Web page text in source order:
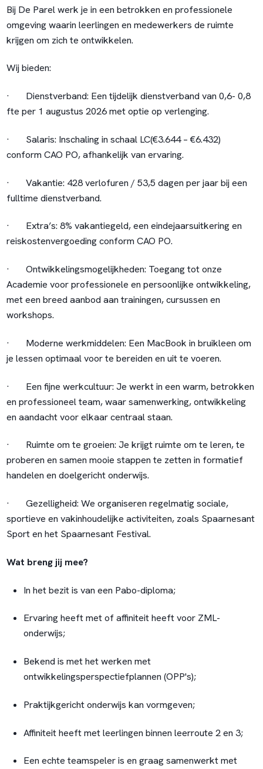
Bij De Parel werk je in een betrokken en professionele
omgeving waarin leerlingen en medewerkers de ruimte
krijgen om zich te ontwikkelen.
Wij bieden:
· Dienstverband: Een tijdelijk dienstverband van 0,6- 0,8
fte per 1 augustus 2026 met optie op verlenging.
· Salaris: Inschaling in schaal LC(€3.644 – €6.432)
conform CAO PO, afhankelijk van ervaring.
· Vakantie: 428 verlofuren / 53,5 dagen per jaar bij een
fulltime dienstverband.
· Extra’s: 8% vakantiegeld, een eindejaarsuitkering en
reiskostenvergoeding conform CAO PO.
· Ontwikkelingsmogelijkheden: Toegang tot onze
Academie voor professionele en persoonlijke ontwikkeling,
met een breed aanbod aan trainingen, cursussen en
workshops.
· Moderne werkmiddelen: Een MacBook in bruikleen om
je lessen optimaal voor te bereiden en uit te voeren.
· Een fijne werkcultuur: Je werkt in een warm, betrokken
en professioneel team, waar samenwerking, ontwikkeling
en aandacht voor elkaar centraal staan.
· Ruimte om te groeien: Je krijgt ruimte om te leren, te
proberen en samen mooie stappen te zetten in formatief
handelen en doelgericht onderwijs.
· Gezelligheid: We organiseren regelmatig sociale,
sportieve en vakinhoudelijke activiteiten, zoals Spaarnesant
Sport en het Spaarnesant Festival.
Wat breng jij mee?
In het bezit is van een Pabo-diploma;
Ervaring heeft met of affiniteit heeft voor ZML-
onderwijs;
Bekend is met het werken met
ontwikkelingsperspectiefplannen (OPP's);
Praktijkgericht onderwijs kan vormgeven;
Affiniteit heeft met leerlingen binnen leerroute 2 en 3;
Een echte teamspeler is en graag samenwerkt met